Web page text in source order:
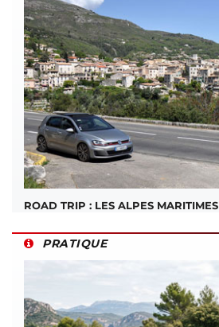
ROAD TRIP : LES ALPES MARITIMES
PRATIQUE